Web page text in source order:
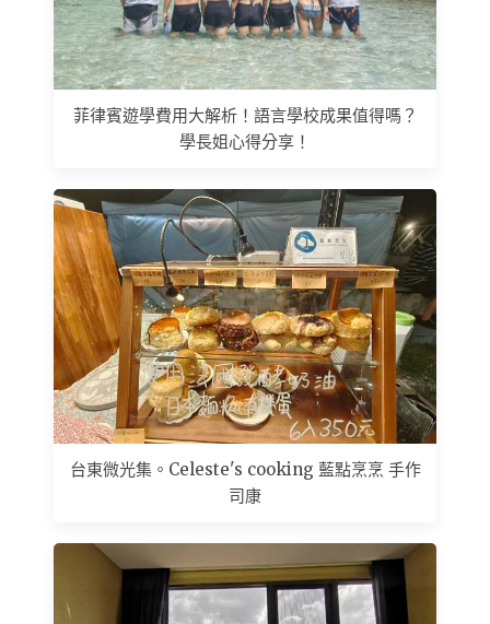
菲律賓遊學費用大解析！語言學校成果值得嗎？
學長姐心得分享！
台東微光集。Celeste's cooking 藍點烹烹 手作
司康